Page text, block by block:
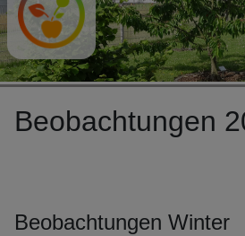
Beobachtungen
Beobachtungen Winter